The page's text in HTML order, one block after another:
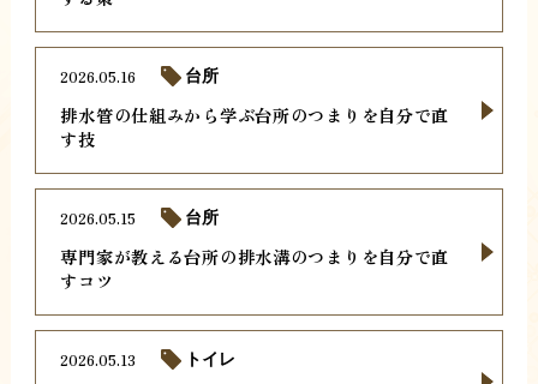
排水管の仕組みから学ぶ台所のつまりを自分で直
す技
2026.05.16 台所
専門家が教える台所の排水溝のつまりを自分で直
すコツ
2026.05.15 台所
2026.05.13 トイレ